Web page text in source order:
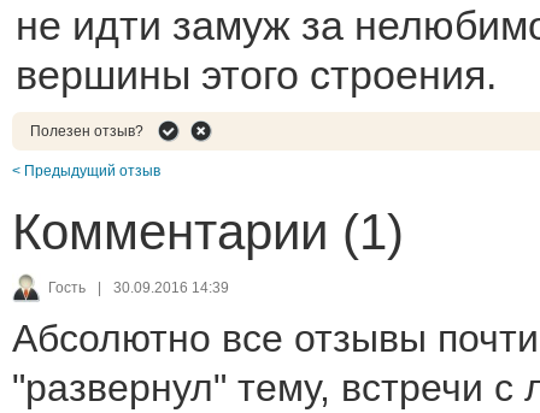
не идти замуж за
вершины этого строения.
Полезен отзыв?
< Предыдущий отзыв
Комментарии (1)
Гость | 30.09.2016 14:39
Абсолютно все отзывы
"развернул" тему, встречи